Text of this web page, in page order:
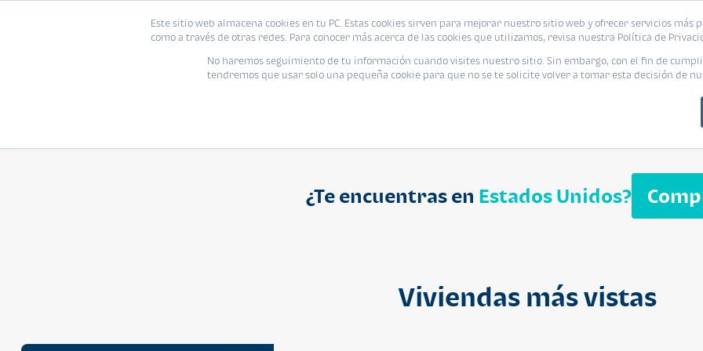
Este sitio web almacena cookies en tu PC. Estas cookies sirven para mejorar nuestro sitio web y ofrecer servicios más
como a través de otras redes. Para conocer más acerca de las cookies que utilizamos, revisa nuestra Política de
No haremos seguimiento de tu información cuando visites nuestro sitio. Sin embargo, con el fin de
tendremos que usar solo una pequeña cookie para que no se te solicite volver a tomar esta decisión de
Proyecto Modelo Inmobiliaria
¿Te encuentras en Estados Unidos?
Viviendas más vistasSegheria
Viviendas Eventos Promociones Blog